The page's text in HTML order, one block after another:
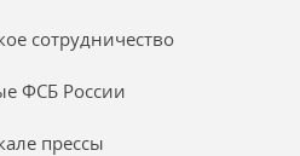
сотрудничество
ФСБ России
прессы